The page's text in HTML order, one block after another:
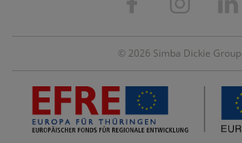
© 2026 Simba Dickie Group